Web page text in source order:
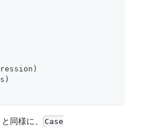
同様に、
Case